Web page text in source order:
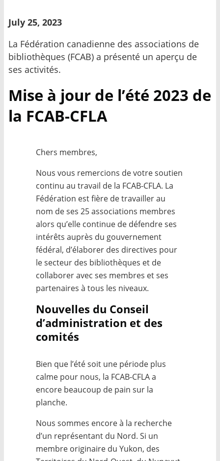
July 25, 2023
La Fédération canadienne des associations de
bibliothèques (FCAB) a présenté un aperçu de
ses activités.
Mise à jour de l’été 2023 de
la FCAB-CFLA
Chers membres,
Nous vous remercions de votre soutien
continu au travail de la FCAB-CFLA. La
Fédération est fière de travailler au
nom de ses 25 associations membres
alors qu’elle continue de défendre ses
intérêts auprès du gouvernement
fédéral, d’élaborer des directives pour
le secteur des bibliothèques et de
collaborer avec ses membres et ses
partenaires à tous les niveaux.
Nouvelles du Conseil
d’administration et des
comités
Bien que l’été soit une période plus
calme pour nous, la FCAB-CFLA a
encore beaucoup de pain sur la
planche.
Nous sommes encore à la recherche
d’un représentant du Nord. Si un
membre originaire du Yukon, des